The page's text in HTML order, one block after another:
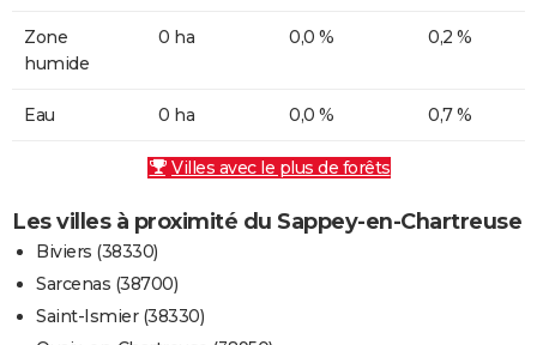
Zone
humide
0 ha 0,0 % 0,2 %
Eau 0 ha 0,0 % 0,7 %
Villes avec le plus de forêts
Les villes à proximité du Sappey-en-Chartreuse
Biviers (38330)
Sarcenas (38700)
Saint-Ismier (38330)